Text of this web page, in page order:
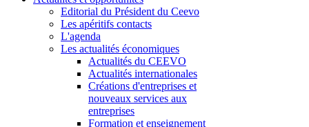
Editorial du Président du Ceevo
Les apéritifs contacts
L'agenda
Les actualités économiques
Actualités du CEEVO
Actualités internationales
Créations d'entreprises et
nouveaux services aux
entreprises
Formation et enseignement